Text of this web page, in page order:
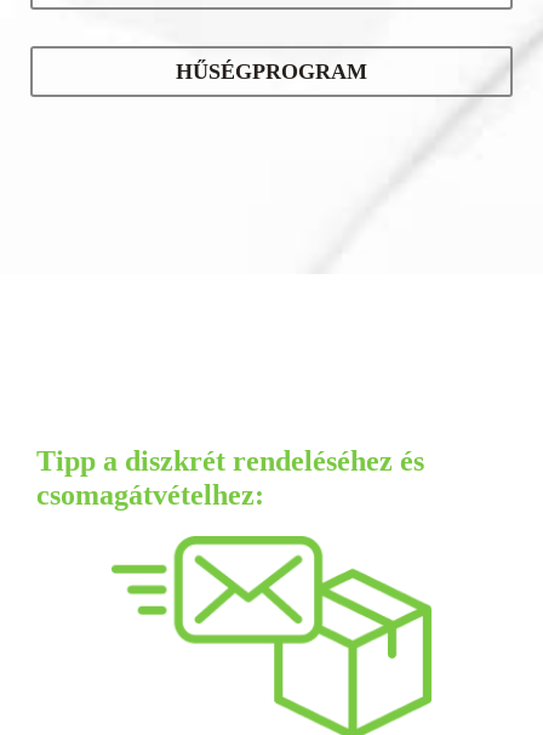
HŰSÉGPROGRAM
Tipp a diszkrét rendeléséhez és
csomagátvételhez: